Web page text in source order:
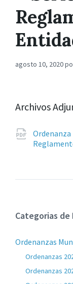
agosto 10, 2020
Archivos
Ordenanza
Categorias
Ordenanzas
Ordenanzas
Ordenanzas